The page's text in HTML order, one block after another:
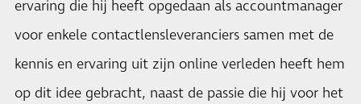
ervaring die hij heeft opgedaan als accountmanager
voor enkele contactlensleveranciers samen met de
kennis en ervaring uit zijn online verleden heeft hem
op dit idee gebracht, naast de passie die hij voor het